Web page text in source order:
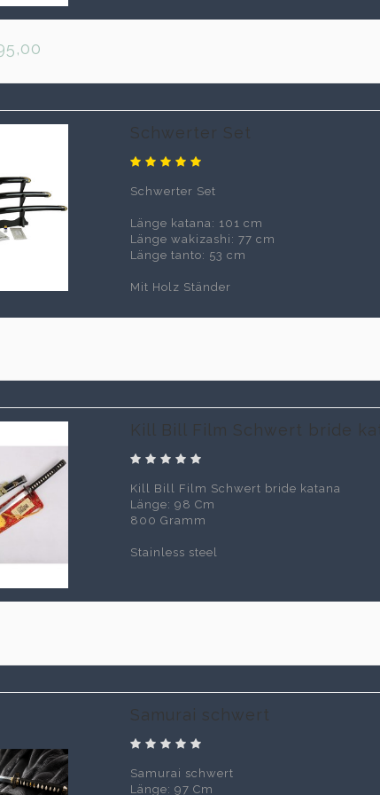
Deko Katana Schwerter
Unsere vielfältige Auswahl an Deko Katana
Samurai-Schwerter in unserem Sortiment an
einzigartige Geschichte.
Schwerter Set
Schwerter Set
Länge katana: 101 cm
Länge wakizashi: 77 cm
Länge tanto: 53 cm
Mit Holz Ständer
Kill Bill Film Schwert bride
Kill Bill Film Schwert bride katana
Länge: 98 Cm
800 Gramm
Stainless steel
Samurai schwert
Samurai schwert
Länge: 97 Cm